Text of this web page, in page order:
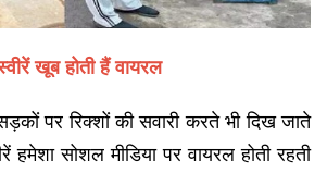
खूब होती हैं वायरल
पर रिक्शों की सवारी करते भी दिख जाते
सोशल मीडिया पर वायरल होती रहती